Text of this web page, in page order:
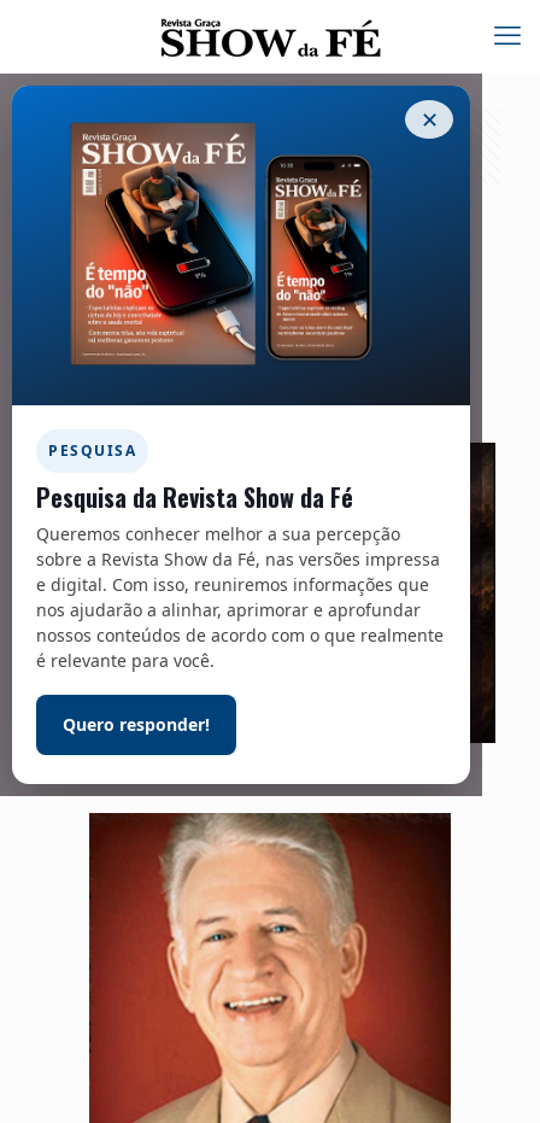
✕
PESQUISA
Pesquisa da Revista Show da Fé
Queremos conhecer melhor a sua percepção
sobre a Revista Show da Fé, nas versões impressa
e digital. Com isso, reuniremos informações que
nos ajudarão a alinhar, aprimorar e aprofundar
nossos conteúdos de acordo com o que realmente
é relevante para você.
Quero responder!
Os sete selos
20/06/2026
Facebook Twitter
Messenger
Foto: Arte de IA de ChatGPT